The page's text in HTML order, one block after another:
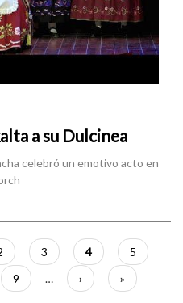
a su Dulcinea
celebró un emotivo acto en
Página
3
Página
actual
4 Página
5
Página
9 …
Siguiente
página
›
Última
página
»